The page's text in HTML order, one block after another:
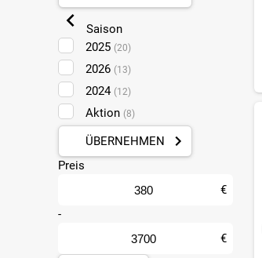
Saison
2025 (20)
2026 (13)
2024 (12)
Aktion (8)
ÜBERNEHMEN
Preis
€
-
€